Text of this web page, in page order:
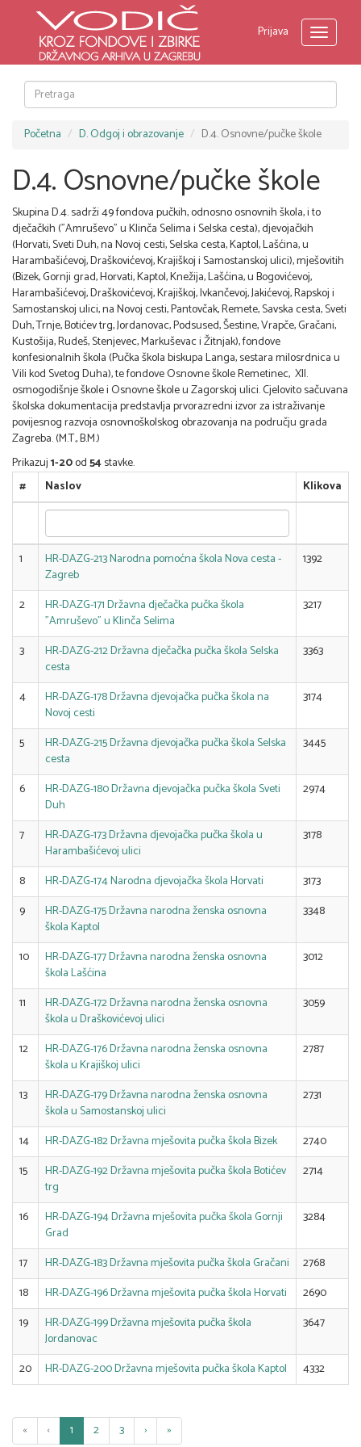
Prijava
Toggle
Početna D. Odgoj i obrazovanje D.4. Osnovne/pučke škole
D.4. Osnovne/pučke škole
Skupina D.4. sadrži 49 fondova pučkih, odnosno osnovnih škola, i to
dječačkih ("Amruševo" u Klinča Selima i Selska cesta), djevojačkih
(Horvati, Sveti Duh, na Novoj cesti, Selska cesta, Kaptol, Lašćina, u
Harambašićevoj, Draškovićevoj, Krajiškoj i Samostanskoj ulici), mješovitih
(Bizek, Gornji grad, Horvati, Kaptol, Knežija, Lašćina, u Bogovićevoj,
Harambašićevoj, Draškovićevoj, Krajiškoj, Ivkančevoj, Jakićevoj, Rapskoj i
Samostanskoj ulici, na Novoj cesti, Pantovčak, Remete, Savska cesta, Sveti
Duh, Trnje, Botićev trg, Jordanovac, Podsused, Šestine, Vrapče, Gračani,
Kustošija, Rudeš, Stenjevec, Markuševac i Žitnjak), fondove
konfesionalnih škola (Pučka škola biskupa Langa, sestara milosrdnica u
Vili kod Svetog Duha), te fondove Osnovne škole Remetinec, XII.
osmogodišnje škole i Osnovne škole u Zagorskoj ulici. Cjelovito sačuvana
školska dokumentacija predstavlja prvorazredni izvor za istraživanje
povijesnog razvoja osnovnoškolskog obrazovanja na području grada
Zagreba. (M.T., B.M.)
Prikazuj1-20od54stavke.
#
Naslov Klikova
1
HR-DAZG-213 Narodna pomoćna škola Nova cesta -
Zagreb
1392
2
HR-DAZG-171 Državna dječačka pučka škola
"Amruševo" u Klinča Selima
3217
3
HR-DAZG-212 Državna dječačka pučka škola Selska
cesta
3363
4
HR-DAZG-178 Državna djevojačka pučka škola na
Novoj cesti
3174
5
HR-DAZG-215 Državna djevojačka pučka škola Selska
cesta
3445
6
HR-DAZG-180 Državna djevojačka pučka škola Sveti
Duh
2974
7
HR-DAZG-173 Državna djevojačka pučka škola u
Harambašićevoj ulici
3178
8 HR-DAZG-174 Narodna djevojačka škola Horvati
3173
9
HR-DAZG-175 Državna narodna ženska osnovna
škola Kaptol
3348
10
HR-DAZG-177 Državna narodna ženska osnovna
škola Lašćina
3012
11
HR-DAZG-172 Državna narodna ženska osnovna
škola u Draškovićevoj ulici
3059
12
HR-DAZG-176 Državna narodna ženska osnovna
škola u Krajiškoj ulici
2787
13
HR-DAZG-179 Državna narodna ženska osnovna
škola u Samostanskoj ulici
2731
14 HR-DAZG-182 Državna mješovita pučka škola Bizek
2740
15
HR-DAZG-192 Državna mješovita pučka škola Botićev
trg
2714
16
HR-DAZG-194 Državna mješovita pučka škola Gornji
Grad
3284
17 HR-DAZG-183 Državna mješovita pučka škola Gračani
2768
18
HR-DAZG-196 Državna mješovita pučka škola Horvati
2690
19
HR-DAZG-199 Državna mješovita pučka škola
Jordanovac
3647
20 HR-DAZG-200 Državna mješovita pučka škola Kaptol 4332
« ‹ 1 2 3 › »